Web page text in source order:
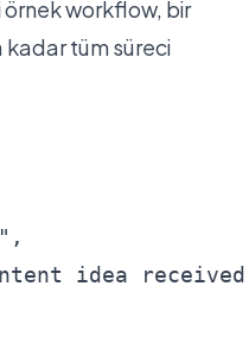
örnek workflow, bir
kadar tüm süreci
idea